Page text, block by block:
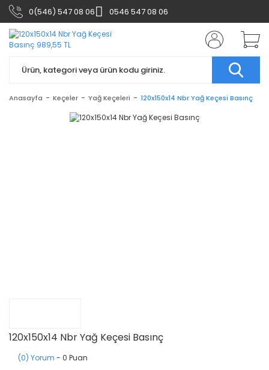
0(546) 547 08 06 0546 547 08 06
Anasayfa Keçeler Yağ Keçeleri 120x150x14 Nbr Yağ Keçesi Basınç
120x150x14 Nbr Yağ Keçesi Basınç
(0) Yorum - 0 Puan